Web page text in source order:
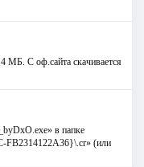
МБ. С оф.сайта скачивается
в папке
FB2314122A36}\.cr» (или